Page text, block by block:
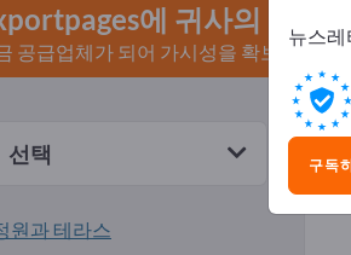
에 귀사의 회사
공급업체가 되어 가시성을 확보하세요
선택
원과 테라스
빗
뉴스레
구독